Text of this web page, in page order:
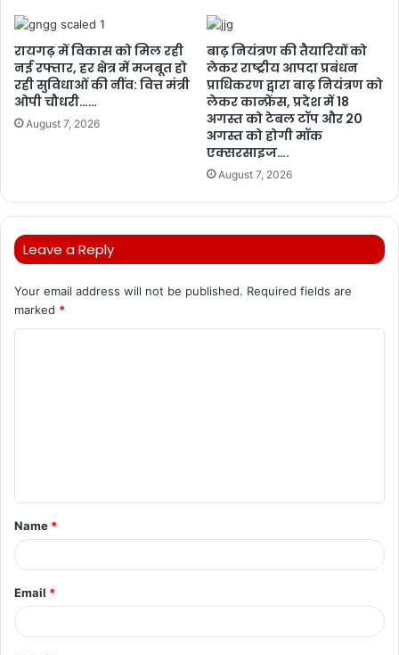
रायगढ़ में विकास को मिल रही
नई रफ्तार, हर क्षेत्र में मजबूत हो
रही सुविधाओं की नींव: वित्त मंत्री
ओपी चौधरी……
August 7, 2026
बाढ़ नियंत्रण की तैयारियों को
लेकर राष्ट्रीय आपदा प्रबंधन
प्राधिकरण द्वारा बाढ़ नियंत्रण को
लेकर कान्फ्रेंस, प्रदेश में 18
अगस्त को टेबल टॉप और 20
अगस्त को होगी मॉक
एक्सरसाइज….
August 7, 2026
Leave a Reply
Your email address will not be published. Required fields are
marked *
t
*
Name *
Email *